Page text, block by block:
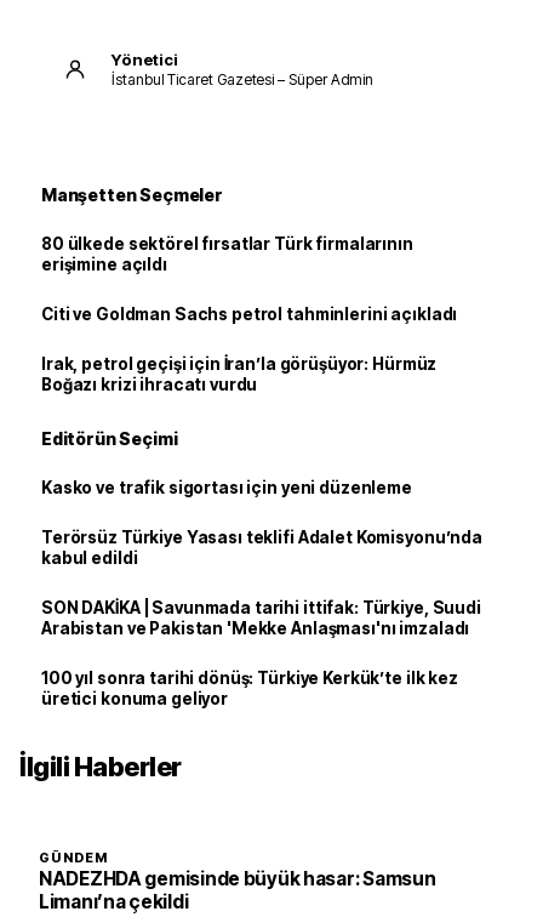
Yönetici
İstanbul Ticaret Gazetesi – Süper Admin
Manşetten Seçmeler
80 ülkede sektörel fırsatlar Türk firmalarının
erişimine açıldı
Citi ve Goldman Sachs petrol tahminlerini açıkladı
Irak, petrol geçişi için İran’la görüşüyor: Hürmüz
Boğazı krizi ihracatı vurdu
Editörün Seçimi
Kasko ve trafik sigortası için yeni düzenleme
Terörsüz Türkiye Yasası teklifi Adalet Komisyonu’nda
kabul edildi
SON DAKİKA | Savunmada tarihi ittifak: Türkiye, Suudi
Arabistan ve Pakistan 'Mekke Anlaşması'nı imzaladı
100 yıl sonra tarihi dönüş: Türkiye Kerkük’te ilk kez
üretici konuma geliyor
İlgili Haberler
GÜNDEM
NADEZHDA gemisinde büyük hasar: Samsun
Limanı’na çekildi